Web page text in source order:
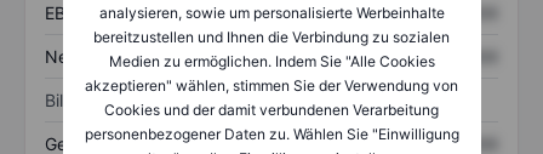
analysieren, sowie um personalisierte Werbeinhalte
bereitzustellen und Ihnen die Verbindung zu sozialen
Medien zu ermöglichen. Indem Sie "Alle Cookies
akzeptieren" wählen, stimmen Sie der Verwendung von
Cookies und der damit verbundenen Verarbeitung
personenbezogener Daten zu. Wählen Sie "Einwilligung
EBITDA XXXXXXX XXXXXXX
Nettoeinkommen XXXXXXX XXXXXXX
Bilanz
Gesamtvermögen XXXXXXX XXXXXXX